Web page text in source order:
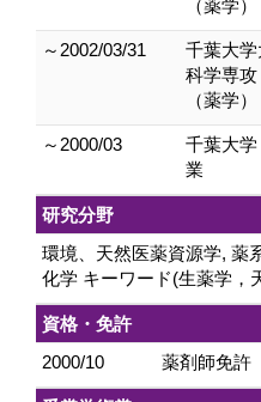
（薬学）
～2002/03/31
千葉大
科学専
（薬学）
～2000/03
千葉大
業
研究分野
環境、天然医薬資源学, 薬
化学 キーワード(生薬学，
資格・免許
2000/10
薬剤師免許